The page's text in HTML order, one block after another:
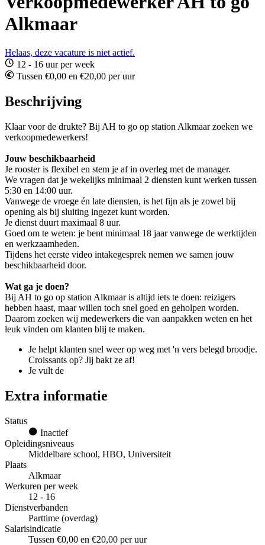
Alkmaar
Helaas, deze vacature is niet actief.
12 - 16 uur per week
Tussen €0,00 en €20,00 per uur
Beschrijving
Klaar voor de drukte? Bij AH to go op station Alkmaar zoeken we
verkoopmedewerkers!
Jouw beschikbaarheid
Je rooster is flexibel en stem je af in overleg met de manager.
We vragen dat je wekelijks minimaal 2 diensten kunt werken tussen
5:30 en 14:00 uur.
Vanwege de vroege én late diensten, is het fijn als je zowel bij
opening als bij sluiting ingezet kunt worden.
Je dienst duurt maximaal 8 uur.
Goed om te weten: je bent minimaal 18 jaar vanwege de werktijden
en werkzaamheden.
Tijdens het eerste video intakegesprek nemen we samen jouw
beschikbaarheid door.
Wat ga je doen?
Bij AH to go op station Alkmaar is altijd iets te doen: reizigers
hebben haast, maar willen toch snel goed en geholpen worden.
Daarom zoeken wij medewerkers die van aanpakken weten en het
leuk vinden om klanten blij te maken.
Je helpt klanten snel weer op weg met 'n vers belegd broodje.
Croissants op? Jij bakt ze af!
Je vult de
Extra informatie
Status
Inactief
Opleidingsniveaus
Middelbare school, HBO, Universiteit
Plaats
Alkmaar
Werkuren per week
12 - 16
Dienstverbanden
Parttime (overdag)
Salarisindicatie
Tussen €0,00 en €20,00 per uur